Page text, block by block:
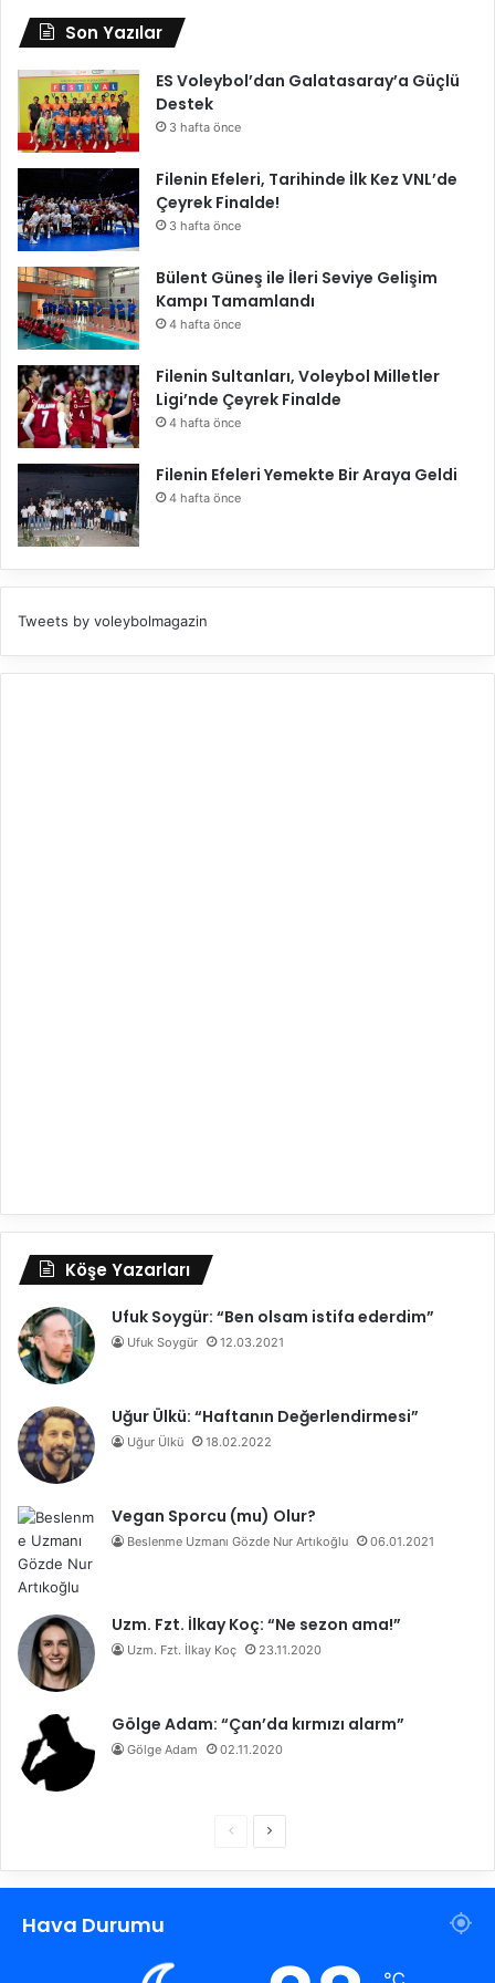
Son Yazılar
ES Voleybol’dan Galatasaray’a Güçlü
Destek
3 hafta önce
Filenin Efeleri, Tarihinde İlk Kez VNL’de
Çeyrek Finalde!
3 hafta önce
Bülent Güneş ile İleri Seviye Gelişim
Kampı Tamamlandı
4 hafta önce
Filenin Sultanları, Voleybol Milletler
Ligi’nde Çeyrek Finalde
4 hafta önce
Filenin Efeleri Yemekte Bir Araya Geldi
4 hafta önce
Tweets by voleybolmagazin
Köşe Yazarları
Ufuk Soygür: “Ben olsam istifa ederdim”
Ufuk Soygür 12.03.2021
Uğur Ülkü: “Haftanın Değerlendirmesi”
Uğur Ülkü 18.02.2022
Vegan Sporcu (mu) Olur?
Beslenme Uzmanı Gözde Nur Artıkoğlu 06.01.2021
Uzm. Fzt. İlkay Koç: “Ne sezon ama!”
Uzm. Fzt. İlkay Koç 23.11.2020
Gölge Adam: “Çan’da kırmızı alarm”
Gölge Adam 02.11.2020
c
n
Hava Durumu